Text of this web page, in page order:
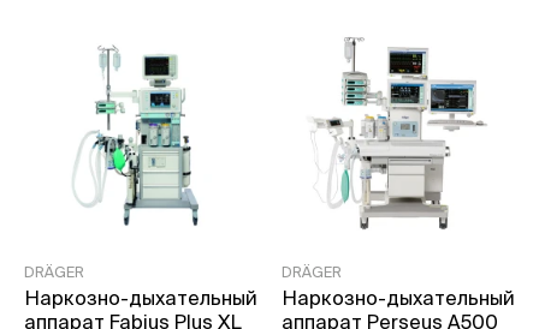
DRÄGER
Наркозно-дыхательный
аппарат Fabius Plus XL
DRÄGER
Наркозно-дыхательный
аппарат Perseus A500